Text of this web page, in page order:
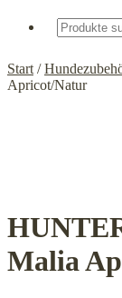
Suchen
nach:
Start /
Apricot/Natur
Malia